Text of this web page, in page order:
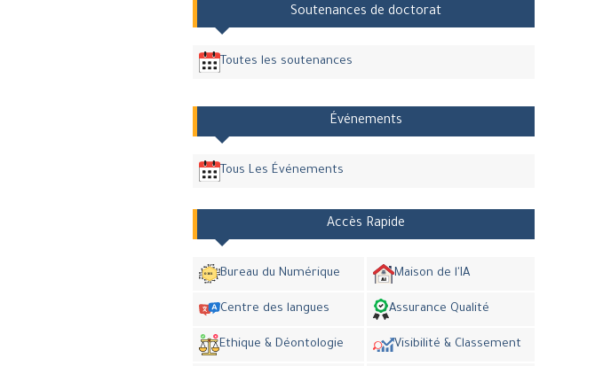
Soutenances de doctorat
Toutes les soutenances
Événements
Tous Les Événements
Accès Rapide
Bureau du Numérique Maison de l'IA
Centre des langues Assurance Qualité
Ethique & Déontologie Visibilité & Classement